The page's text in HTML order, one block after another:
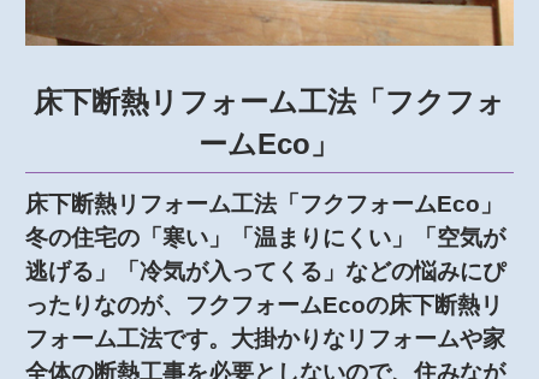
床下断熱リフォーム工法「フクフォ
ームEco」
床下断熱リフォーム工法「フクフォームEco」
冬の住宅の「寒い」「温まりにくい」「空気が
逃げる」「冷気が入ってくる」などの悩みにぴ
ったりなのが、フクフォームEcoの床下断熱リ
フォーム工法です。大掛かりなリフォームや家
全体の断熱工事を必要としないので、住みなが